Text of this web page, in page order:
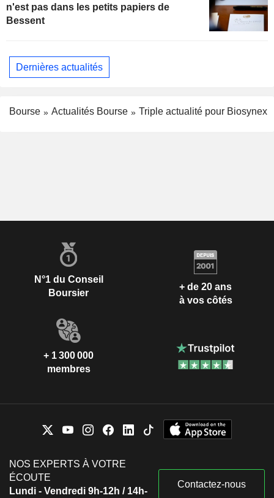
n'est pas dans les petits papiers de
Bessent
Dernières actualités
Bourse Actualités Bourse Triple actualité pour Biosynex
N°1 du Conseil
Boursier
+ de 20 ans
à vos côtés
+ 1 300 000
membres
NOS EXPERTS À VOTRE
ÉCOUTE
Lundi - Vendredi 9h-12h / 14h-
Contactez-nous